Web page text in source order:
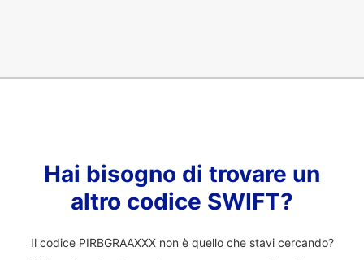
Hai bisogno di trovare un
altro codice SWIFT?
Il codice PIRBGRAAXXX non è quello che stavi cercando?